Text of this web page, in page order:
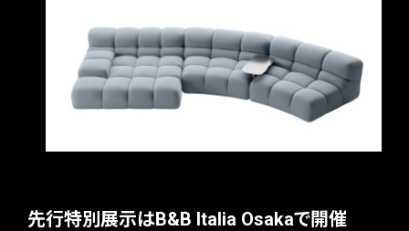
先行特別展示はB&B Italia Osakaで開催